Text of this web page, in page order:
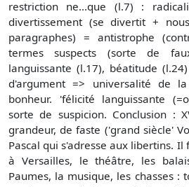
restriction ne...que (l.7) :
divertissement (se divertit +
paragraphes) = antistrophe
termes suspects (sorte de
languissante (l.17), béatitude
d'argument => universalité de
bonheur. 'félicité languissante
sorte de suspicion. Conclusion :
grandeur, de faste ('grand siècle'
Pascal qui s'adresse aux libertins.
à Versailles, le théâtre, les
Paumes, la musique, les chasses :